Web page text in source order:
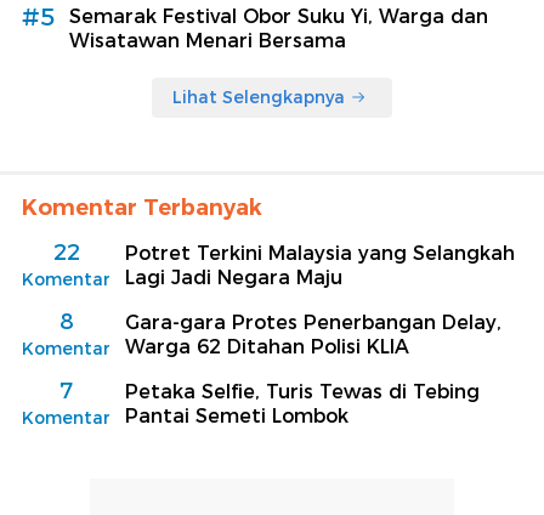
#5
Semarak Festival Obor Suku Yi, Warga dan
Wisatawan Menari Bersama
Lihat Selengkapnya
Komentar Terbanyak
22
Komentar
Potret Terkini Malaysia yang Selangkah
Lagi Jadi Negara Maju
8
Komentar
Gara-gara Protes Penerbangan Delay,
Warga 62 Ditahan Polisi KLIA
7
Komentar
Petaka Selfie, Turis Tewas di Tebing
Pantai Semeti Lombok